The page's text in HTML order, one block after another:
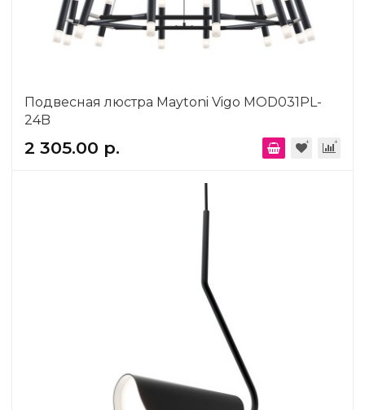
Подвесная люстра Maytoni Vigo MOD031PL-
24B
2 305.00 р.